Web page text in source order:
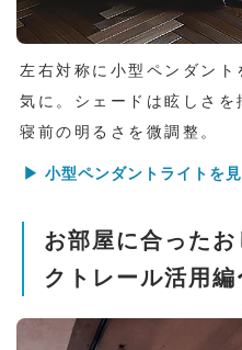
左右対称に小型ペンダン
気に。シェードは眩しさ
寝前の明るさを微調整。
▶ 小型ペンダントライトを
お部屋に合った
クトレール活用編